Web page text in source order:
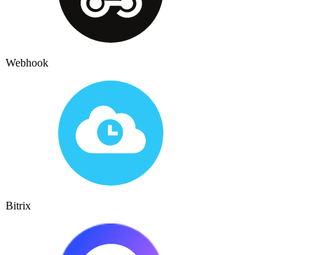
Webhook
Bitrix